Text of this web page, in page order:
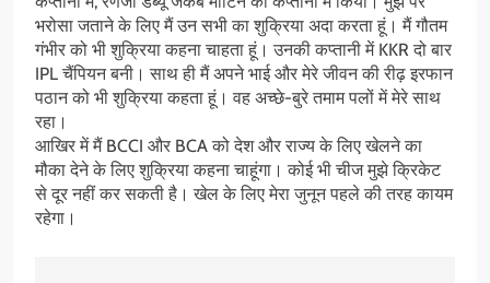
भरोसा जताने के लिए मैं उन सभी का शुक्रिया अदा करता हूं। मैं गौतम
गंभीर को भी शुक्रिया कहना चाहता हूं। उनकी कप्तानी में KKR दो बार
IPL चैंपियन बनी। साथ ही मैं अपने भाई और मेरे जीवन की रीढ़ इरफान
पठान को भी शुक्रिया कहता हूं। वह अच्छे-बुरे तमाम पलों में मेरे साथ
रहा।
आखिर में मैं BCCI और ‌BCA को देश और राज्य के लिए खेलने का
मौका देने के लिए शुक्रिया कहना चाहूंगा। कोई भी चीज मुझे क्रिकेट
से दूर नहीं कर सकती है। खेल के लिए मेरा जुनून पहले की तरह कायम
रहेगा।